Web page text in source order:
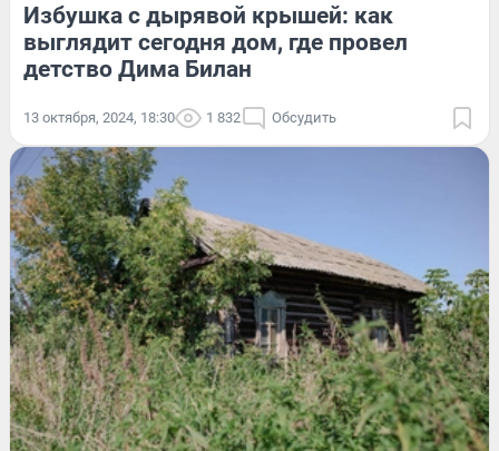
Избушка с дырявой крышей: как
выглядит сегодня дом, где провел
детство Дима Билан
13 октября, 2024, 18:30 1 832 Обсудить